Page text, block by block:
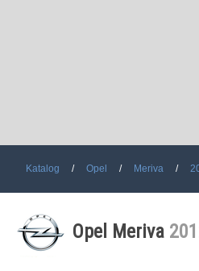
Katalog Opel Meriva
Opel Meriva